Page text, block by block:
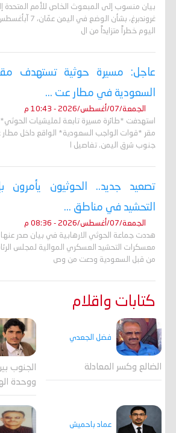
بيان منسوب إلى المبعوث الخاص للأمم المتحدة
اليوم خطراً متزايداً من ال
عاجل: مسيرة حوثية تستهدف
السعودية في مطار عت ...
الجمعة/07/أغسطس/2026 - 10:43 م
استهدفت *طائرة مسيرة تابعة لمليشيات
مقر *قوات الواجب السعودية* الواقع داخل
جنوب شرق اليمن. تفاصيل ا
تصعيد جديد.. الحوثيون يأمرون
التحشيد في مناطق ...
الجمعة/07/أغسطس/2026 - 08:36 م
هددت جماعة الحوثي الارهابية في بيان صدر
معسكرات التحشيد العسكري الموالية لمجلس
من قبل السعودية ودعت من وص
كتابات واقلام
فضل الجعدي
الضالع وكسر المعادلة
الجنوب
ووحدة
عماد باحميش